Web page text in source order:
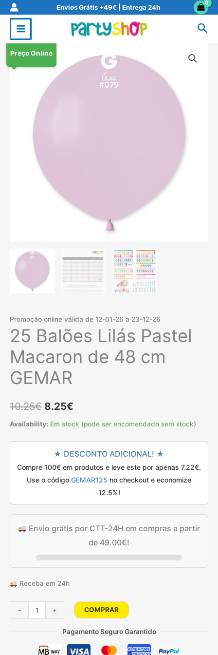
Skip
content
Envios Grátis +49€ | Entrega 24h
Preço Online
Promoção online válida de 12-01-26 a 23-12-26
25 Balões Lilás Pastel
Macaron de 48 cm
GEMAR
10.25€ O
preço
original
era:
10.25€.
8.25€
preço
atual
8.25€.
Availability: Em stock (pode ser encomendado sem stock)
★ DESCONTO ADICIONAL! ★
Compre 100€ em produtos e leve este por apenas 7.22€.
Use o código GEMAR125 no checkout e economize
12.5%!
Envio grátis por CTT-24H em compras a partir
de 49.00€!
Receba em 24h
-
Quantidade
de
25
+ COMPRAR
Pagamento Seguro Garantido